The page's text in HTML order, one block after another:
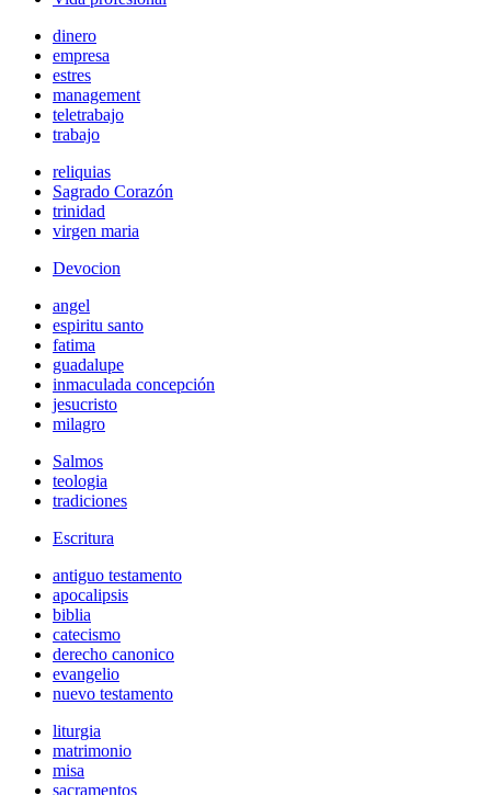
dinero
empresa
estres
management
teletrabajo
trabajo
reliquias
Sagrado Corazón
trinidad
virgen maria
Devocion
angel
espiritu santo
fatima
guadalupe
inmaculada concepción
jesucristo
milagro
Salmos
teologia
tradiciones
Escritura
antiguo testamento
apocalipsis
biblia
catecismo
derecho canonico
evangelio
nuevo testamento
liturgia
matrimonio
misa
sacramentos